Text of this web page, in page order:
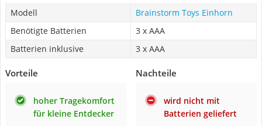
Modell
Brainstorm Toys Einhorn
Benötigte Batterien
3 x AAA
Batterien inklusive
3 x AAA
Vorteile
hoher Tragekomfort
für kleine Entdecker
Nachteile
wird nicht mit
Batterien geliefert